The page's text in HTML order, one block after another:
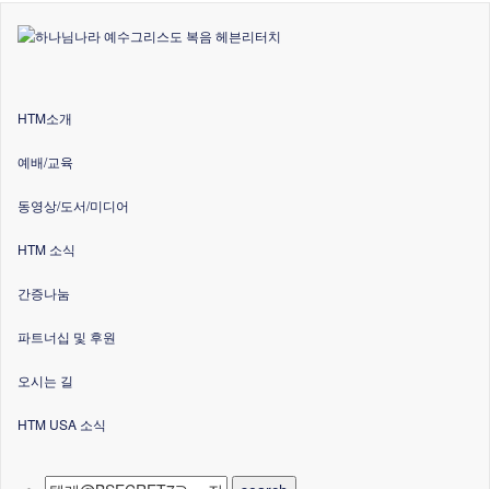
HTM소개
예배/교육
동영상/도서/미디어
HTM 소식
간증나눔
파트너십 및 후원
오시는 길
HTM USA 소식